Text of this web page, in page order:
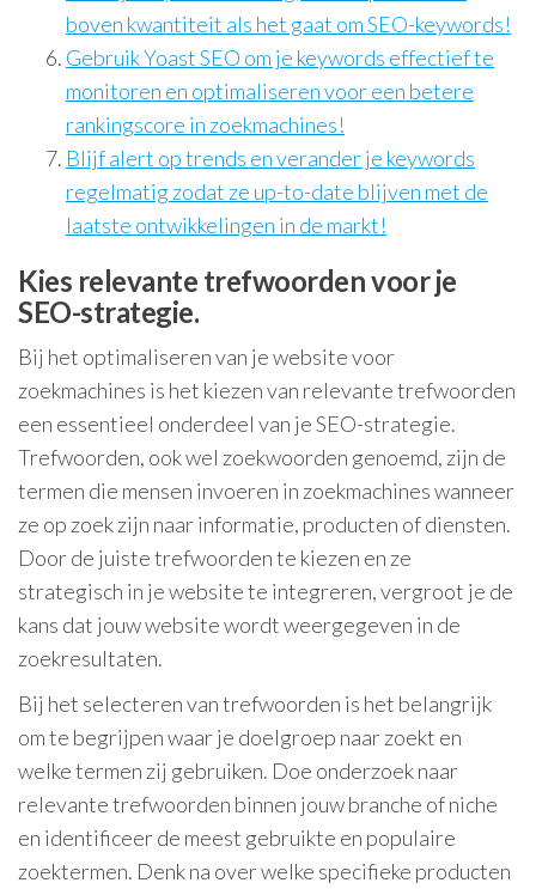
boven kwantiteit als het gaat om SEO-keywords!
Gebruik Yoast SEO om je keywords effectief te
monitoren en optimaliseren voor een betere
rankingscore in zoekmachines!
Blijf alert op trends en verander je keywords
regelmatig zodat ze up-to-date blijven met de
laatste ontwikkelingen in de markt!
Kies relevante trefwoorden voor je
SEO-strategie.
Bij het optimaliseren van je website voor
zoekmachines is het kiezen van relevante trefwoorden
een essentieel onderdeel van je SEO-strategie.
Trefwoorden, ook wel zoekwoorden genoemd, zijn de
termen die mensen invoeren in zoekmachines wanneer
ze op zoek zijn naar informatie, producten of diensten.
Door de juiste trefwoorden te kiezen en ze
strategisch in je website te integreren, vergroot je de
kans dat jouw website wordt weergegeven in de
zoekresultaten.
Bij het selecteren van trefwoorden is het belangrijk
om te begrijpen waar je doelgroep naar zoekt en
welke termen zij gebruiken. Doe onderzoek naar
relevante trefwoorden binnen jouw branche of niche
en identificeer de meest gebruikte en populaire
zoektermen. Denk na over welke specifieke producten